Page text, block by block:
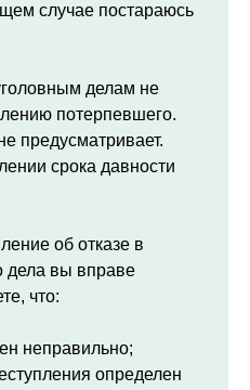
случае постараюсь
делам не
потерпевшего.
предусматривает.
срока давности
об отказе в
дела вы вправе
что:
неправильно;
определен